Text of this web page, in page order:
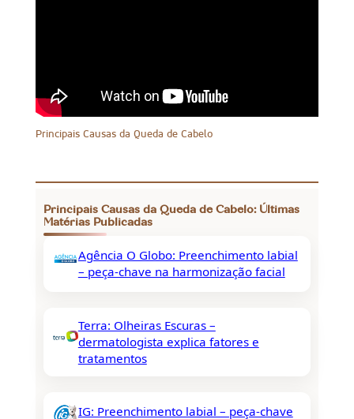
Principais Causas da Queda de Cabelo
Principais Causas da Queda de Cabelo: Últimas
Matérias Publicadas
Agência O Globo: Preenchimento labial
– peça-chave na harmonização facial
Terra: Olheiras Escuras –
dermatologista explica fatores e
tratamentos
IG: Preenchimento labial – peça-chave